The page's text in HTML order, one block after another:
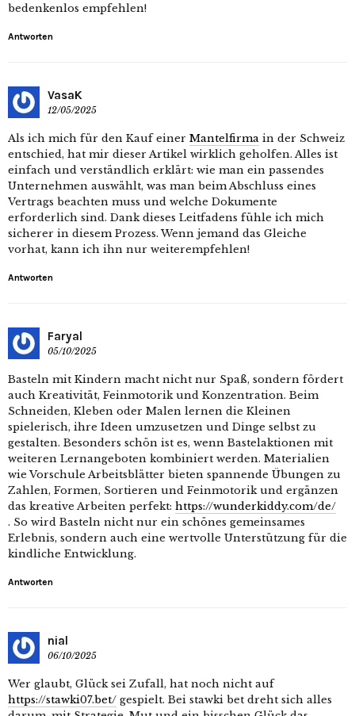
bedenkenlos empfehlen!
Antworten
VasaK
12/05/2025
Als ich mich für den Kauf einer Mantelfirma in der Schweiz
entschied, hat mir dieser Artikel wirklich geholfen. Alles ist
einfach und verständlich erklärt: wie man ein passendes
Unternehmen auswählt, was man beim Abschluss eines
Vertrags beachten muss und welche Dokumente
erforderlich sind. Dank dieses Leitfadens fühle ich mich
sicherer in diesem Prozess. Wenn jemand das Gleiche
vorhat, kann ich ihn nur weiterempfehlen!
Antworten
Faryal
05/10/2025
Basteln mit Kindern macht nicht nur Spaß, sondern fördert
auch Kreativität, Feinmotorik und Konzentration. Beim
Schneiden, Kleben oder Malen lernen die Kleinen
spielerisch, ihre Ideen umzusetzen und Dinge selbst zu
gestalten. Besonders schön ist es, wenn Bastelaktionen mit
weiteren Lernangeboten kombiniert werden. Materialien
wie Vorschule Arbeitsblätter bieten spannende Übungen zu
Zahlen, Formen, Sortieren und Feinmotorik und ergänzen
das kreative Arbeiten perfekt: https://wunderkiddy.com/de/
. So wird Basteln nicht nur ein schönes gemeinsames
Erlebnis, sondern auch eine wertvolle Unterstützung für die
kindliche Entwicklung.
Antworten
nial
06/10/2025
Wer glaubt, Glück sei Zufall, hat noch nicht auf
https://stawki07.bet/ gespielt. Bei stawki bet dreht sich alles